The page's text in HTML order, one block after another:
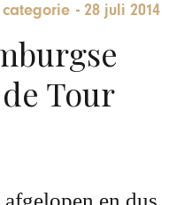
-28 juli 2014
Tour
en dus